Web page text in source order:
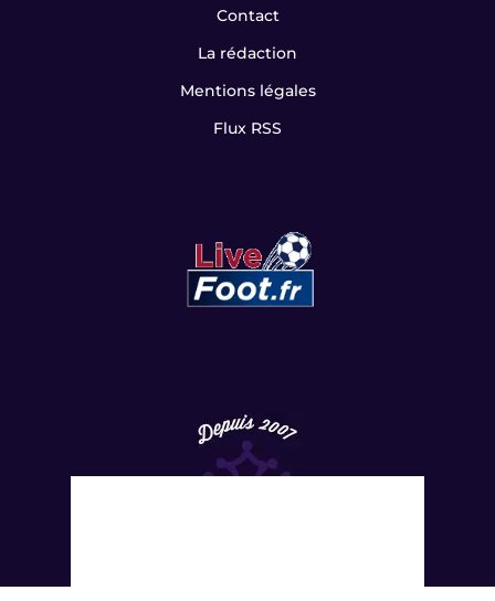
Contact
La rédaction
Mentions légales
Flux RSS